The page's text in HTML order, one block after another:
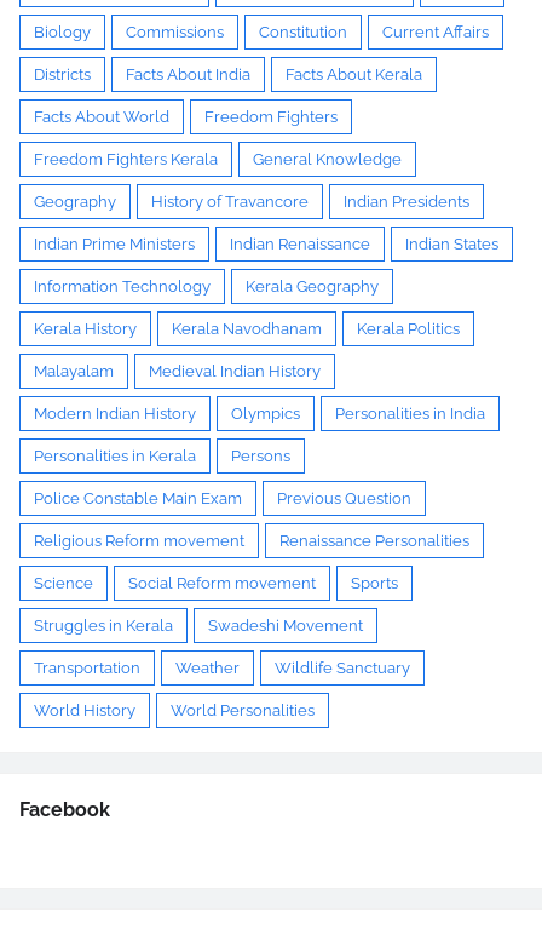
Biology Commissions Constitution Current Affairs
Districts Facts About India Facts About Kerala
Facts About World Freedom Fighters
Freedom Fighters Kerala General Knowledge
Geography History of Travancore Indian Presidents
Indian Prime Ministers Indian Renaissance Indian States
Information Technology Kerala Geography
Kerala History Kerala Navodhanam Kerala Politics
Malayalam Medieval Indian History
Modern Indian History Olympics Personalities in India
Personalities in Kerala Persons
Police Constable Main Exam Previous Question
Religious Reform movement Renaissance Personalities
Science Social Reform movement Sports
Struggles in Kerala Swadeshi Movement
Transportation Weather Wildlife Sanctuary
World History World Personalities
Facebook